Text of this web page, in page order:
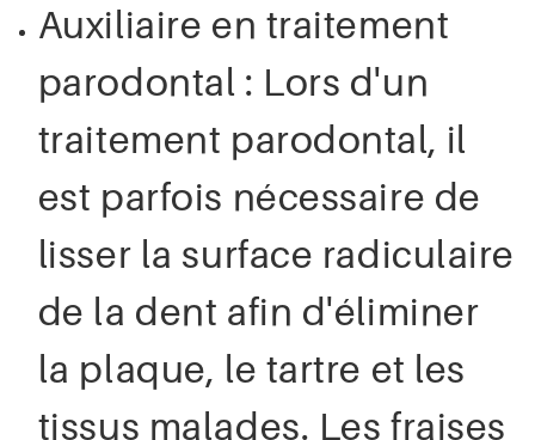
Auxiliaire en traitement
parodontal : Lors d'un
traitement parodontal, il
est parfois nécessaire de
lisser la surface radiculaire
de la dent afin d'éliminer
la plaque, le tartre et les
tissus malades. Les fraises